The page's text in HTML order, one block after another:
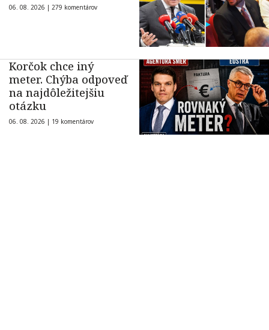
06. 08. 2026 | 279 komentárov
Korčok chce iný
meter. Chýba odpoveď
na najdôležitejšiu
otázku
06. 08. 2026 | 19 komentárov